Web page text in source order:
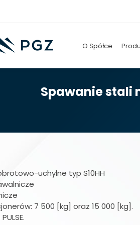
O Spółce
Spawanie stali
uchylne typ S10HH
7 500 [kg] oraz 15 000 [kg].